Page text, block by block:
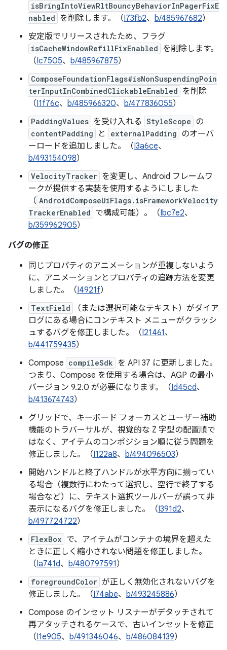
isBringIntoViewRltBouncyBehaviorInPagerFixE
nabled を削除します。（I73fb2、 b/485967682）
安定版でリリースされたため、フラグ
isCacheWindowRefillFixEnabled を削除します。
（Ic7505、 b/485967875）
ComposeFoundationFlags#isNonSuspendingPoin
terInputInCombinedClickableEnabled を削除
（I1f76c、 b/485966320、 b/477836055）
PaddingValues を受け入れる StyleScope の
contentPadding と externalPadding のオーバ
ーロードを追加しました。（I3a6ce、
b/493154098）
VelocityTracker を変更し、Android フレームワ
ークが提供する実装を使用するようにしました
（ AndroidComposeUiFlags.isFrameworkVelocity
TrackerEnabled で構成可能）。（Ibc7e2、
b/359962905）
バグの修正
同じプロパティのアニメーションが重複しないよう
に、アニメーションとプロパティの追跡方法を変更
しました。（I4921f）
TextField
（または選択可能なテキスト）がダイア
ログにある場合にコンテキスト メニューがクラッシ
ュするバグを修正しました。（I21461、
b/441759435）
Compose compileSdk を API 37 に更新しました。
つまり、Compose を使用する場合は、AGP の最小
バージョン 9.2.0 が必要になります。（Id45cd、
b/413674743）
グリッドで、キーボード フォーカスとユーザー補助
機能のトラバーサルが、視覚的な Z 字型の配置順で
はなく、アイテムのコンポジション順に従う問題を
修正しました。（I122a8、 b/494096503）
開始ハンドルと終了ハンドルが水平方向に揃ってい
る場合（複数行にわたって選択し、空行で終了する
場合など）に、テキスト選択ツールバーが誤って非
表示になるバグを修正しました。（I391d2、
b/497724722）
FlexBox で、アイテムがコンテナの境界を超えた
ときに正しく縮小されない問題を修正しました。
（Ia741d、 b/480797591）
foregroundColor が正しく無効化されないバグを
修正しました。（I74abe、 b/493245886）
Compose のインセット リスナーがデタッチされて
再アタッチされるケースで、古いインセットを修正
（I1e905、 b/491346046、 b/486084139）